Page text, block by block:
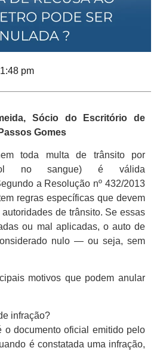
1:48 pm
Sócio do Escritório de
Gomes
toda multa de trânsito por
no sangue) é válida
a Resolução nº 432/2013
regras específicas que devem
de trânsito. Se essas
ou mal aplicadas, o auto de
nulo — ou seja, sem
motivos que podem anular
infração?
o documento oficial emitido pelo
é constatada uma infração,